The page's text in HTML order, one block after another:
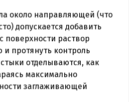
около направляющей (что
допускается добавить
поверхности раствор
протянуть контроль
отделываются, как
максимально
заглаживающей